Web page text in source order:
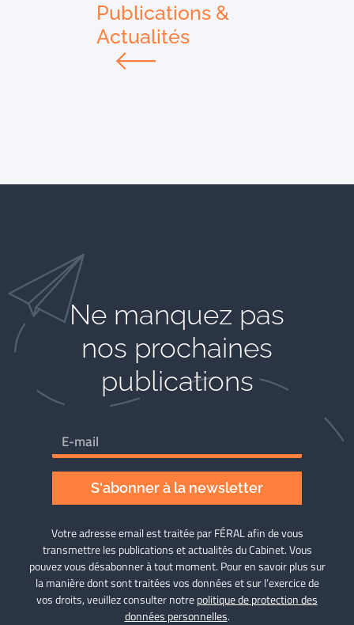
Publications &
Actualités
Ne manquez pas
nos prochaines
publications
S'abonner à la newsletter
Votre adresse email est traitée par FÉRAL afin de vous
transmettre les publications et actualités du Cabinet. Vous
pouvez vous désabonner à tout moment. Pour en savoir plus sur
la manière dont sont traitées vos données et sur l’exercice de
vos droits, veuillez consulter notrepolitique de protection des
données personnelles.